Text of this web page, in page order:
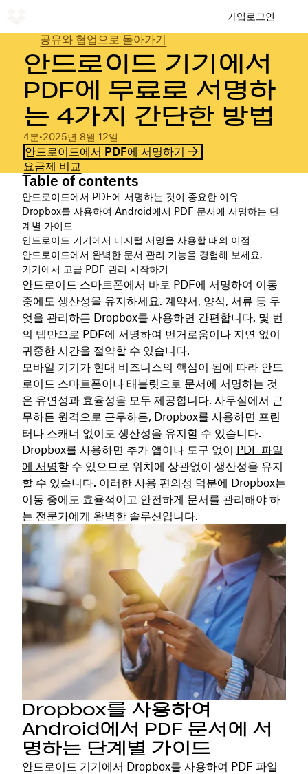
가입 로그인
공유와 협업으로 돌아가기
안드로이드 기기에서
PDF에 무료로 서명하
는 4가지 간단한 방법
4분•2025년 8월 12일
안드로이드에서 PDF에 서명하기
요금제 비교
Table of contents
안드로이드에서 PDF에 서명하는 것이 중요한 이유
Dropbox를 사용하여 Android에서 PDF 문서에 서명하는 단
계별 가이드
안드로이드 기기에서 디지털 서명을 사용할 때의 이점
안드로이드에서 완벽한 문서 관리 기능을 경험해 보세요.
기기에서 고급 PDF 관리 시작하기
안드로이드 스마트폰에서 바로 PDF에 서명하여 이동
중에도 생산성을 유지하세요. 계약서, 양식, 서류 등 무
엇을 관리하든 Dropbox를 사용하면 간편합니다. 몇 번
의 탭만으로 PDF에 서명하여 번거로움이나 지연 없이
귀중한 시간을 절약할 수 있습니다.
모바일 기기가 현대 비즈니스의 핵심이 됨에 따라 안드
로이드 스마트폰이나 태블릿으로 문서에 서명하는 것
은 유연성과 효율성을 모두 제공합니다. 사무실에서 근
무하든 원격으로 근무하든, Dropbox를 사용하면 프린
터나 스캐너 없이도 생산성을 유지할 수 있습니다.
Dropbox를 사용하면 추가 앱이나 도구 없이 PDF 파일
에 서명할 수 있으므로 위치에 상관없이 생산성을 유지
할 수 있습니다. 이러한 사용 편의성 덕분에 Dropbox는
이동 중에도 효율적이고 안전하게 문서를 관리해야 하
는 전문가에게 완벽한 솔루션입니다.
Dropbox를 사용하여
Android에서 PDF 문서에 서
명하는 단계별 가이드
안드로이드 기기에서 Dropbox를 사용하여 PDF 파일